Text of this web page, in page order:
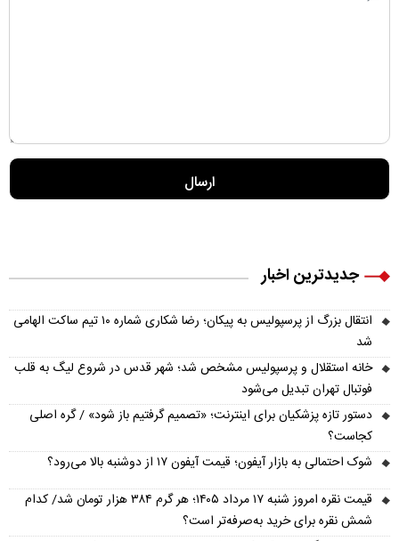
جدیدترین اخبار
انتقال بزرگ از پرسپولیس به پیکان؛ رضا شکاری شماره ۱۰ تیم ساکت الهامی
شد
خانه استقلال و پرسپولیس مشخص شد؛ شهر قدس در شروع لیگ به قلب
فوتبال تهران تبدیل می‌شود
دستور تازه پزشکیان برای اینترنت؛ «تصمیم گرفتیم باز شود» / گره اصلی
کجاست؟
شوک احتمالی به بازار آیفون؛ قیمت آیفون ۱۷ از دوشنبه بالا می‌رود؟
قیمت نقره امروز شنبه ۱۷ مرداد ۱۴۰۵؛ هر گرم ۳۸۴ هزار تومان شد/ کدام
شمش نقره برای خرید به‌صرفه‌تر است؟